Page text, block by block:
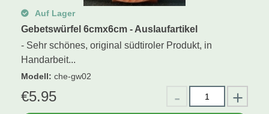
Auf Lager
Gebetswürfel 6cmx6cm - Auslaufartikel
- Sehr schönes, original südtiroler Produkt, in
Handarbeit...
Modell: che-gw02
€5.95